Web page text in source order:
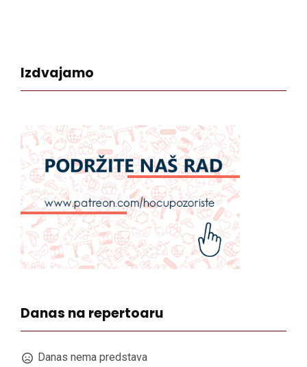
Izdvajamo
Danas na repertoaru
Danas nema predstava